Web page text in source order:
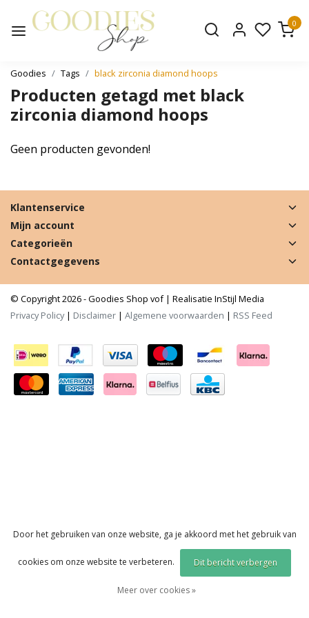
0
Goodies Tags black zirconia diamond hoops
Producten getagd met black
zirconia diamond hoops
Geen producten gevonden!
Klantenservice
Mijn account
Categorieën
Contactgegevens
© Copyright 2026 - Goodies Shop vof | Realisatie InStijl Media
Privacy Policy| Disclaimer | Algemene voorwaarden | RSS Feed
Door het gebruiken van onze website, ga je akkoord met het gebruik van
cookies om onze website te verbeteren. Dit bericht verbergen
Meer over cookies »